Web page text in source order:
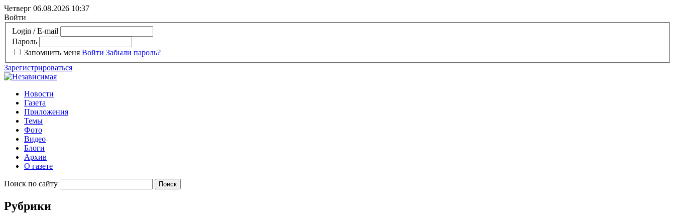
Четверг 06.08.2026 10:37
Войти
Login / E-mail
Пароль
Запомнить меня Войти Забыли пароль?
Зарегистрироваться
Новости
Газета
Приложения
Темы
Фото
Видео
Блоги
Архив
О газете
Поиск по сайту
Рубрики